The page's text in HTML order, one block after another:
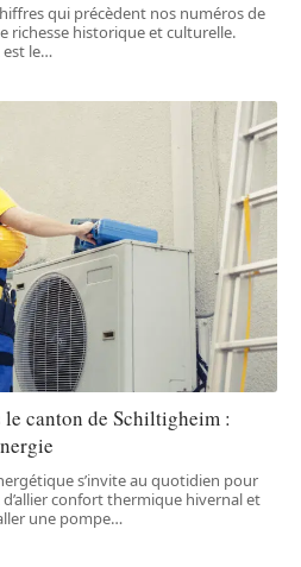
qui précèdent nos numéros de
richesse historique et culturelle.
le…
canton de Schiltigheim :
s’invite au quotidien pour
confort thermique hivernal et
une pompe…